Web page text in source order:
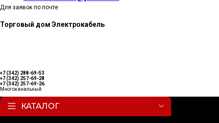
Для заявок по почте
Торговый дом Электрокабель
+7 (342) 288-69-53
+7 (342) 257-69-28
+7 (342) 257-69-26
Многоканальный
КАТАЛОГ